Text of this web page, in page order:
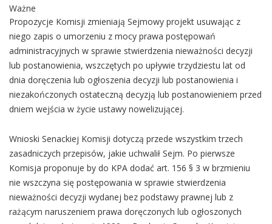
Ważne
Propozycje Komisji zmieniają Sejmowy projekt usuwając z
niego zapis o umorzeniu z mocy prawa postępowań
administracyjnych w sprawie stwierdzenia nieważności decyzji
lub postanowienia, wszczętych po upływie trzydziestu lat od
dnia doręczenia lub ogłoszenia decyzji lub postanowienia i
niezakończonych ostateczną decyzją lub postanowieniem przed
dniem wejścia w życie ustawy nowelizującej.
Wnioski Senackiej Komisji dotyczą przede wszystkim trzech
zasadniczych przepisów, jakie uchwalił Sejm. Po pierwsze
Komisja proponuje by do KPA dodać art. 156 § 3 w brzmieniu
nie wszczyna się postępowania w sprawie stwierdzenia
nieważności decyzji wydanej bez podstawy prawnej lub z
rażącym naruszeniem prawa doręczonych lub ogłoszonych